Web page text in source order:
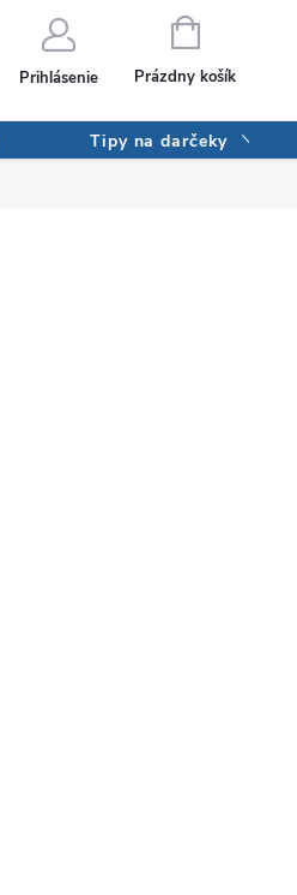
Prihlásenie
NÁKUPNÝ
Prázdny košík
Tipy na darčeky